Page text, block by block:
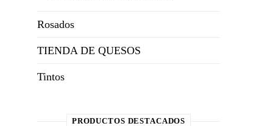
Rosados
TIENDA DE QUESOS
Tintos
PRODUCTOS DESTACADOS